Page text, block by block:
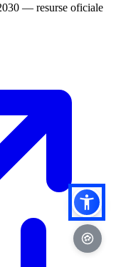
— resurse oficiale